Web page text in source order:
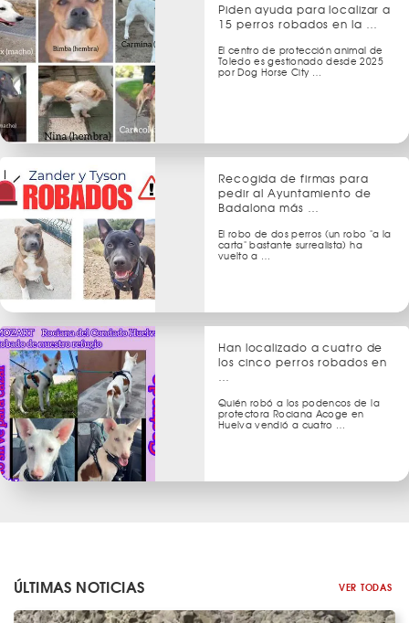
Piden ayuda para localizar a
15 perros robados en la …
El centro de protección animal de
Toledo es gestionado desde 2025
por Dog Horse City …
Recogida de firmas para
pedir al Ayuntamiento de
Badalona más …
El robo de dos perros (un robo "a la
carta" bastante surrealista) ha
vuelto a …
Han localizado a cuatro de
los cinco perros robados en
…
Quién robó a los podencos de la
protectora Rociana Acoge en
Huelva vendió a cuatro …
ÚLTIMAS NOTICIAS VER TODAS